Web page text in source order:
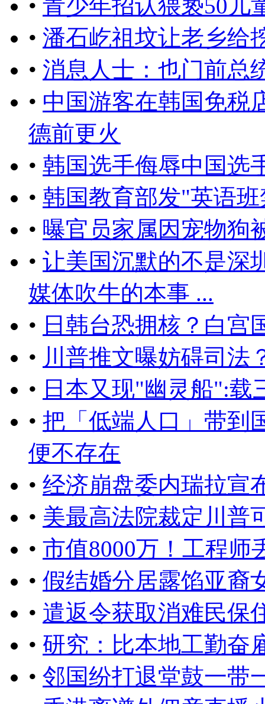
• 青少年招认猥亵50儿
• 潘石屹祖坟让老乡给
• 消息人士：也门前总
• 中国游客在韩国免税
德前更火
• 韩国选手侮辱中国选
• 韩国教育部发"英语
• 曝官员家属因宠物狗
• 让美国沉默的不是深
媒体吹牛的本事 ...
• 日韩台恐拥核？白宫
• 川普推文曝妨碍司法
• 日本又现"幽灵船":载
• 把「低端人口」带到
便不存在
• 经济崩盘委内瑞拉宣
• 美最高法院裁定川普
• 市值8000万！工程师
• 假结婚分居露馅亚裔
• 遣返令获取消难民保
• 研究：比本地工勤奋
• 邻国纷打退堂鼓一带